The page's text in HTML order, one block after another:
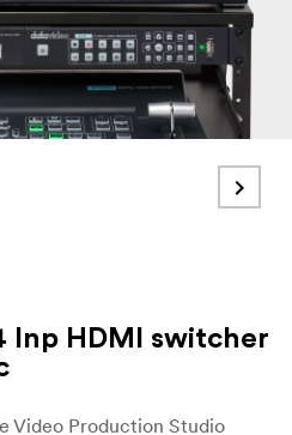
Inp HDMI switcher
Video Production Studio